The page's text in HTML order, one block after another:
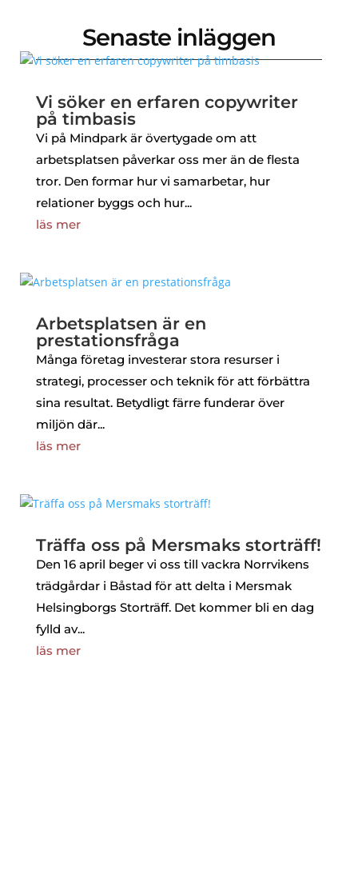
Senaste inläggen
Vi söker en erfaren copywriter
på timbasis
Vi på Mindpark är övertygade om att
arbetsplatsen påverkar oss mer än de flesta
tror. Den formar hur vi samarbetar, hur
relationer byggs och hur...
läs mer
Arbetsplatsen är en
prestationsfråga
Många företag investerar stora resurser i
strategi, processer och teknik för att förbättra
sina resultat. Betydligt färre funderar över
miljön där...
läs mer
Träffa oss på Mersmaks storträff!
Den 16 april beger vi oss till vackra Norrvikens
trädgårdar i Båstad för att delta i Mersmak
Helsingborgs Storträff. Det kommer bli en dag
fylld av...
läs mer